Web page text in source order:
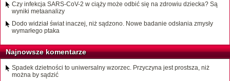
Czy infekcja SARS-CoV-2 w ciąży może odbić się na zdrowiu dziecka? Są
wyniki metaanalizy
Dodo widział świat inaczej, niż sądzono. Nowe badanie odsłania zmysły
wymarłego ptaka
Najnowsze komentarze
Spadek dzietności to uniwersalny wzorzec. Przyczyna jest prostsza, niż
można by sądzić